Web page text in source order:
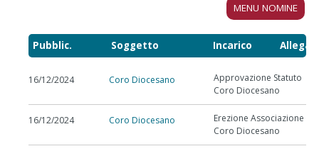
MENU NOMINE
Pubblic. Soggetto Incarico
16/12/2024 Coro Diocesano
Approvazione Statuto
Coro Diocesano
16/12/2024 Coro Diocesano
Erezione Associazione
Coro Diocesano